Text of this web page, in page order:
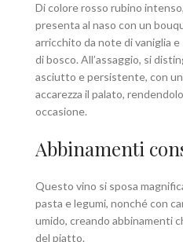
Di colore rosso rubino
presenta al naso con un
arricchito da note di vaniglia
di bosco. All’assaggio, si
asciutto e persistente, con
accarezza il palato,
occasione.
Abbinamenti
Questo vino si sposa
pasta e legumi, nonché con
umido, creando abbinamenti
del piatto.